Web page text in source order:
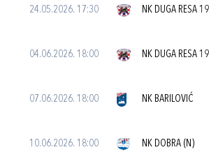
24.05.2026. 17:30 NK DUGA RESA
04.06.2026. 18:00 NK DUGA RESA
07.06.2026. 18:00 NK BARILOVIĆ
10.06.2026. 18:00 NK DOBRA (N)